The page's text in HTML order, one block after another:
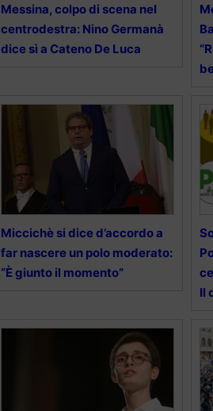
Messina, colpo di scena nel
centrodestra: Nino Germanà
dice sì a Cateno De Luca
Miccichè si dice d’accordo a
far nascere un polo moderato:
“È giunto il momento”
Il